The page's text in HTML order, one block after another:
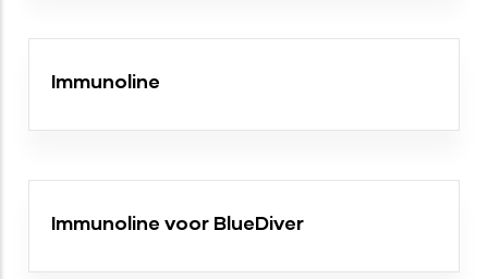
Immunoline
Immunoline voor BlueDiver